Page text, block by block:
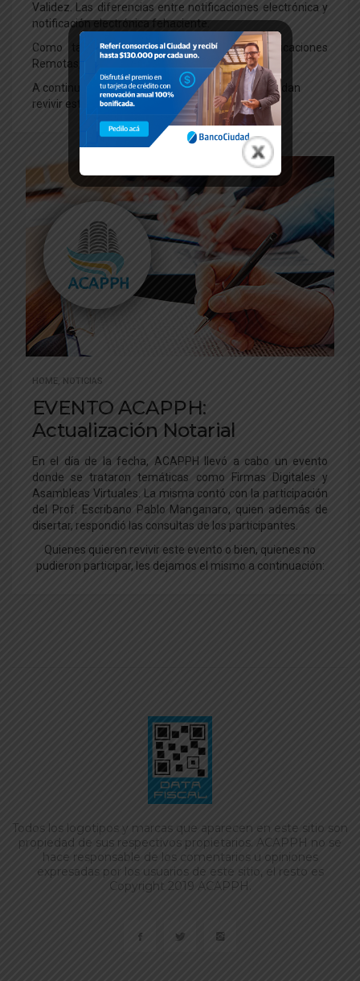
Validez. Las diferencias entre notificaciones electrónica y
notificación electrónica fehaciente.
Como también, se explicó sobre las Certificaciones
Remotas, junto a sus alcances y efectos.
A continuación les dejamos el video para que puedan
revivir esta clase:
HOME NOTICIAS
EVENTO ACAPPH:
Actualización Notarial
En el día de la fecha, ACAPPH llevó a cabo un evento
donde se trataron temáticas como Firmas Digitales y
Asambleas Virtuales. La misma contó con la participación
del Prof. Escribano Pablo Manganaro, quien además de
disertar, respondió las consultas de los participantes.
Quienes quieren revivir este evento o bien, quienes no
pudieron participar, les dejamos el mismo a continuación:
Todos los logotipos y marcas que aparecen en este sitio son
propiedad de sus respectivos propietarios. ACAPPH no se
hace responsable de los comentarios u opiniones
expresadas por los usuarios de este sitio, el resto es
Copyright 2019 ACAPPH.